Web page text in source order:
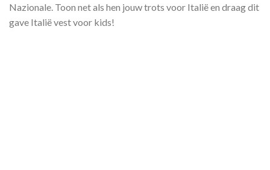
Nazionale. Toon net als hen jouw trots voor Italië en draag dit
gave Italië vest voor kids!